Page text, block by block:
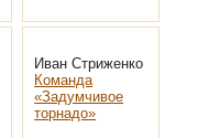
Иван Стриженко
Команда
«Задумчивое
торнадо»